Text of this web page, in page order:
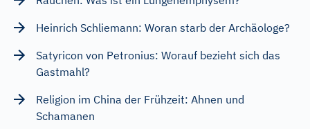
Heinrich Schliemann: Woran starb der Archäologe?
Satyricon von Petronius: Worauf bezieht sich das
Gastmahl?
Religion im China der Frühzeit: Ahnen und
Schamanen